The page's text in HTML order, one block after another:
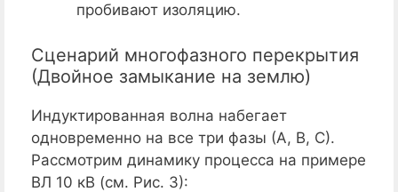
пробивают изоляцию.
Сценарий многофазного перекрытия
(Двойное замыкание на землю)
Индуктированная волна набегает
одновременно на все три фазы (А, В, С).
Рассмотрим динамику процесса на примере
ВЛ 10 кВ (см. Рис. 3):